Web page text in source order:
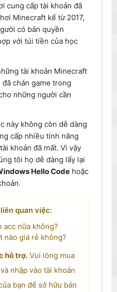
cung cấp tài khoản đã
Minecraft kể từ 2017,
có bản quyền
với túi tiền của học
tài khoản Minecraft
chán game trong
những người cần
này không còn dễ dàng
cấp nhiều tính năng
khoản đã mất. Vì vậy
tôi họ dễ dàng lấy lại
Hello Codehoặc
quan việc:
acc nữa không?
nào giá rẻ không?
hỗ trợ. Vui lòng mua
và nhập vào tài khoản
bạn để sở hữu bản